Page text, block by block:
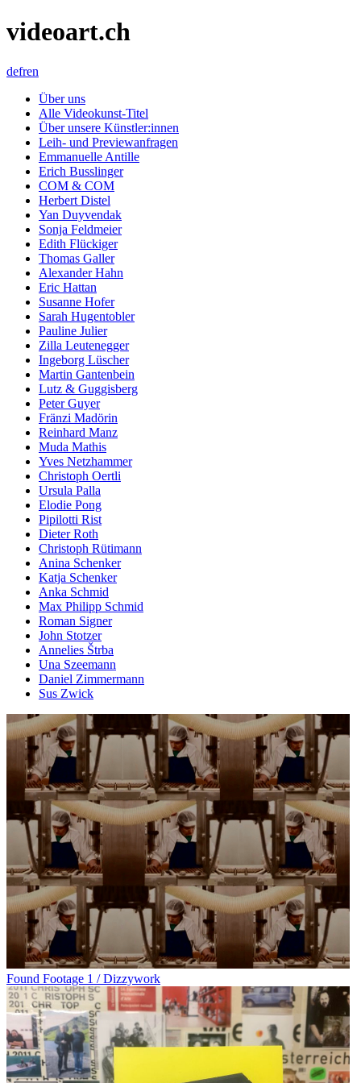
videoart.ch
defren
Über uns
Alle Videokunst-Titel
Über unsere Künstler:innen
Leih- und Previewanfragen
Emmanuelle Antille
Erich Busslinger
COM & COM
Herbert Distel
Yan Duyvendak
Sonja Feldmeier
Edith Flückiger
Thomas Galler
Alexander Hahn
Eric Hattan
Susanne Hofer
Sarah Hugentobler
Pauline Julier
Zilla Leutenegger
Ingeborg Lüscher
Martin Gantenbein
Lutz & Guggisberg
Peter Guyer
Fränzi Madörin
Reinhard Manz
Muda Mathis
Yves Netzhammer
Christoph Oertli
Ursula Palla
Elodie Pong
Pipilotti Rist
Dieter Roth
Christoph Rütimann
Anina Schenker
Katja Schenker
Anka Schmid
Max Philipp Schmid
Roman Signer
John Stotzer
Annelies Štrba
Una Szeemann
Daniel Zimmermann
Sus Zwick
Found Footage 1 / Dizzywork